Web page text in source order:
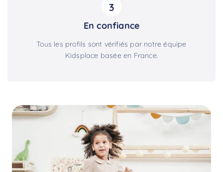
3
En confiance
Tous les profils sont vérifiés par notre équipe
Kidsplace basée en France.